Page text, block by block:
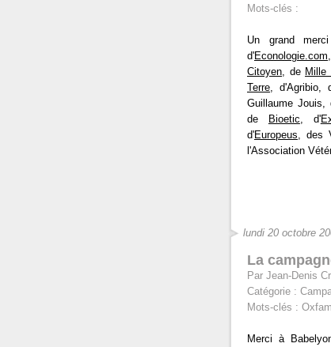
Mots-clés :
Un grand
d'Econologie.com
Citoyen , de Mille
Terre , d'Agribio,
Guillaume Jouis,
de Bioetic , d'
d'Europeus , des
l'Association
lundi 20 octobre
La
Par Jean-Denis
Catégorie :
Mots-clés :
Merci à